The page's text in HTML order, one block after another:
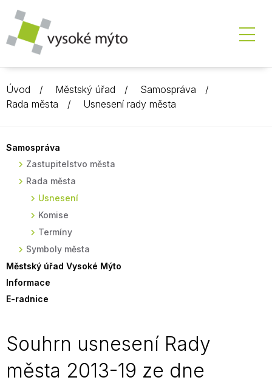
Úvod Městský úřad
Samospráva
Rada města
Usnesení rady města
Samospráva
Zastupitelstvo města
Rada města
Usnesení
Komise
Termíny
Symboly města
Městský úřad Vysoké Mýto
Informace
E-radnice
Souhrn usnesení Rady
města 2013-19 ze dne